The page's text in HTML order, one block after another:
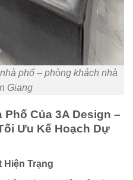
phố – phòng khách nhà
Giang
Phố Của 3A Design –
Ưu Kế Hoạch Dự
Hiện Trạng